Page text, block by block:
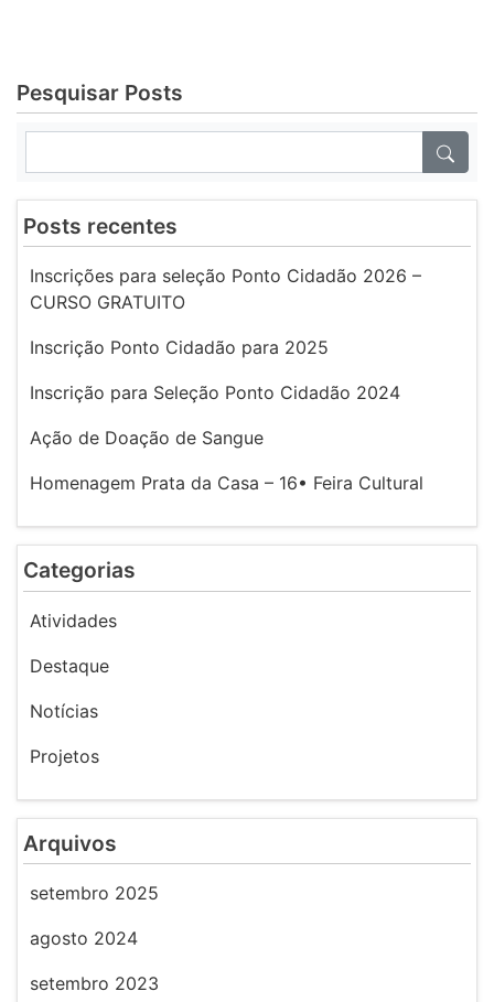
Pesquisar Posts
Posts recentes
Inscrições para seleção Ponto Cidadão 2026 –
CURSO GRATUITO
Inscrição Ponto Cidadão para 2025
Inscrição para Seleção Ponto Cidadão 2024
Ação de Doação de Sangue
Homenagem Prata da Casa – 16• Feira Cultural
Categorias
Atividades
Destaque
Notícias
Projetos
Arquivos
setembro 2025
agosto 2024
setembro 2023